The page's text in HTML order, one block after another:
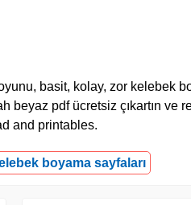
basit, kolay, zor kelebek
beyaz pdf ücretsiz çıkartın ve
and printables.
boyama sayfaları